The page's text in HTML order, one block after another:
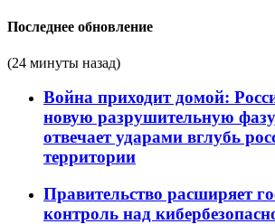
Последнее обновление
(24 минуты назад)
Война приходит домой:
новую разрушительную
отвечает ударами вглубь
территории
Правительство расширяет
контроль над